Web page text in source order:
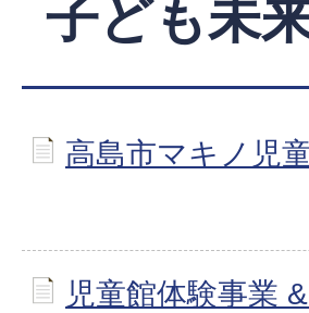
子ども未
高島市マキノ児
児童館体験事業